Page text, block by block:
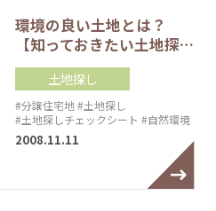
環境の良い土地とは？
【知っておきたい土地探…
土地探し
#分譲住宅地#土地探し
#土地探しチェックシート #自然環境
2008.11.11